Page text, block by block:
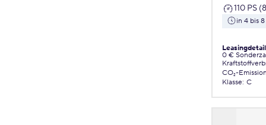
110 PS
in 4 bis
0 €
CO₂-
Klasse: C